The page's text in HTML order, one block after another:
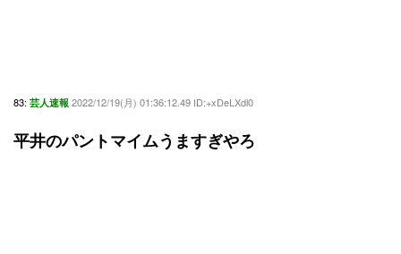
83: 芸人速報 2022/12/19(月) 01:36:12.49 ID:+xDeLXdl0
平井のパントマイムうますぎやろ